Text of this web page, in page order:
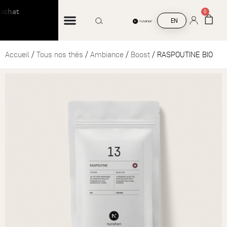
Livraison offerte à partir de 45 € d’achat
EN
0
Accueil / Tous nos thés / Ambiance / Boost / RASPOUTINE BIO